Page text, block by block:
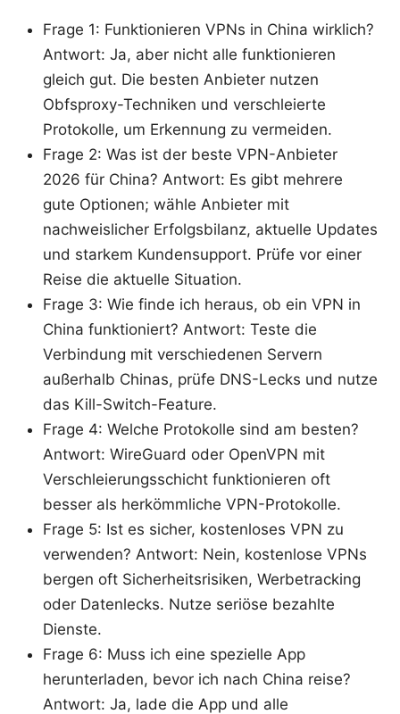
Frage 1: Funktionieren VPNs in China wirklich?
Antwort: Ja, aber nicht alle funktionieren
gleich gut. Die besten Anbieter nutzen
Obfsproxy-Techniken und verschleierte
Protokolle, um Erkennung zu vermeiden.
Frage 2: Was ist der beste VPN-Anbieter
2026 für China? Antwort: Es gibt mehrere
gute Optionen; wähle Anbieter mit
nachweislicher Erfolgsbilanz, aktuelle Updates
und starkem Kundensupport. Prüfe vor einer
Reise die aktuelle Situation.
Frage 3: Wie finde ich heraus, ob ein VPN in
China funktioniert? Antwort: Teste die
Verbindung mit verschiedenen Servern
außerhalb Chinas, prüfe DNS-Lecks und nutze
das Kill-Switch-Feature.
Frage 4: Welche Protokolle sind am besten?
Antwort: WireGuard oder OpenVPN mit
Verschleierungsschicht funktionieren oft
besser als herkömmliche VPN-Protokolle.
Frage 5: Ist es sicher, kostenloses VPN zu
verwenden? Antwort: Nein, kostenlose VPNs
bergen oft Sicherheitsrisiken, Werbetracking
oder Datenlecks. Nutze seriöse bezahlte
Dienste.
Frage 6: Muss ich eine spezielle App
herunterladen, bevor ich nach China reise?
Antwort: Ja, lade die App und alle